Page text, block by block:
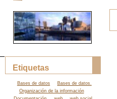
Etiquetas
Bases de datos
Bases de datos.
Organización de la información